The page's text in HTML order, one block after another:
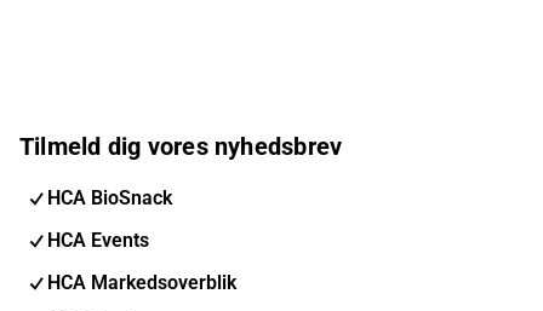
Tilmeld dig vores nyhedsbrev
HCA BioSnack
HCA Events
HCA Markedsoverblik